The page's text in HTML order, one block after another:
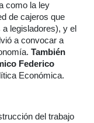
como la ley
de cajeros que
legisladores), y el
a convocar a
También
Federico
Económica.
del trabajo